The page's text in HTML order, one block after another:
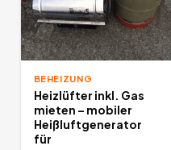
BEHEIZUNG
Heizlüfter inkl. Gas
mieten – mobiler
Heißluftgenerator
für